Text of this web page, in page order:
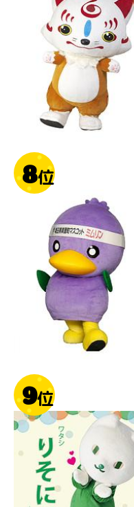
8位
9位